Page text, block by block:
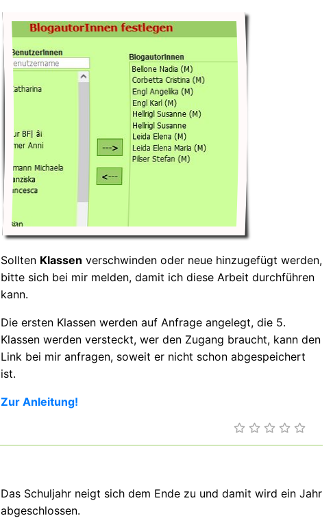
Sollten Klassen verschwinden oder neue hinzugefügt werden,
bitte sich bei mir melden, damit ich diese Arbeit durchführen
kann.
Die ersten Klassen werden auf Anfrage angelegt, die 5.
Klassen werden versteckt, wer den Zugang braucht, kann den
Link bei mir anfragen, soweit er nicht schon abgespeichert
ist.
Zur Anleitung!
Das Schuljahr neigt sich dem Ende zu und damit wird ein Jahr
abgeschlossen.